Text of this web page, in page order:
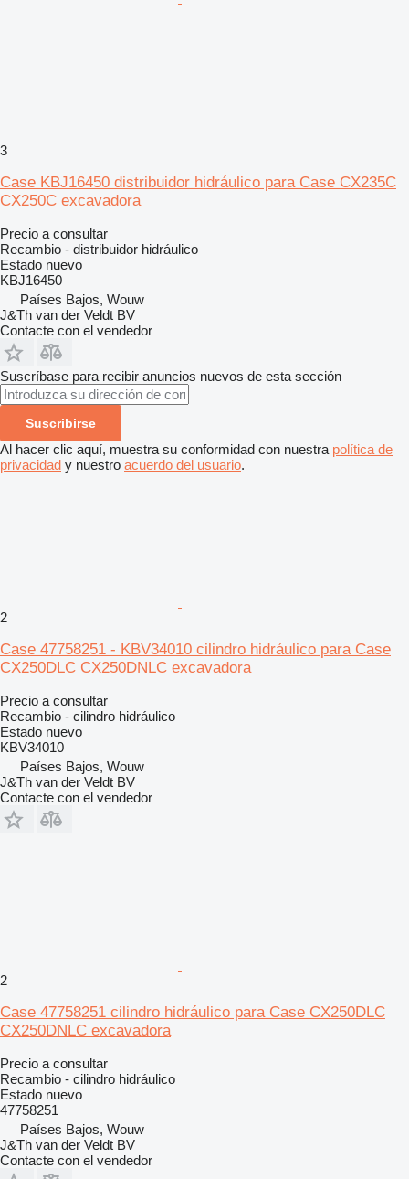
3
Case KBJ16450 distribuidor hidráulico para Case CX235C
CX250C excavadora
Precio a consultar
Recambio - distribuidor hidráulico
Estado nuevo
KBJ16450
Países Bajos, Wouw
J&Th van der Veldt BV
Contacte con el vendedor
Suscríbase para recibir anuncios nuevos de esta sección
Suscribirse
Al hacer clic aquí, muestra su conformidad con nuestra política de
privacidad y nuestro acuerdo del usuario.
2
Case 47758251 - KBV34010 cilindro hidráulico para Case
CX250DLC CX250DNLC excavadora
Precio a consultar
Recambio - cilindro hidráulico
Estado nuevo
KBV34010
Países Bajos, Wouw
J&Th van der Veldt BV
Contacte con el vendedor
2
Case 47758251 cilindro hidráulico para Case CX250DLC
CX250DNLC excavadora
Precio a consultar
Recambio - cilindro hidráulico
Estado nuevo
47758251
Países Bajos, Wouw
J&Th van der Veldt BV
Contacte con el vendedor